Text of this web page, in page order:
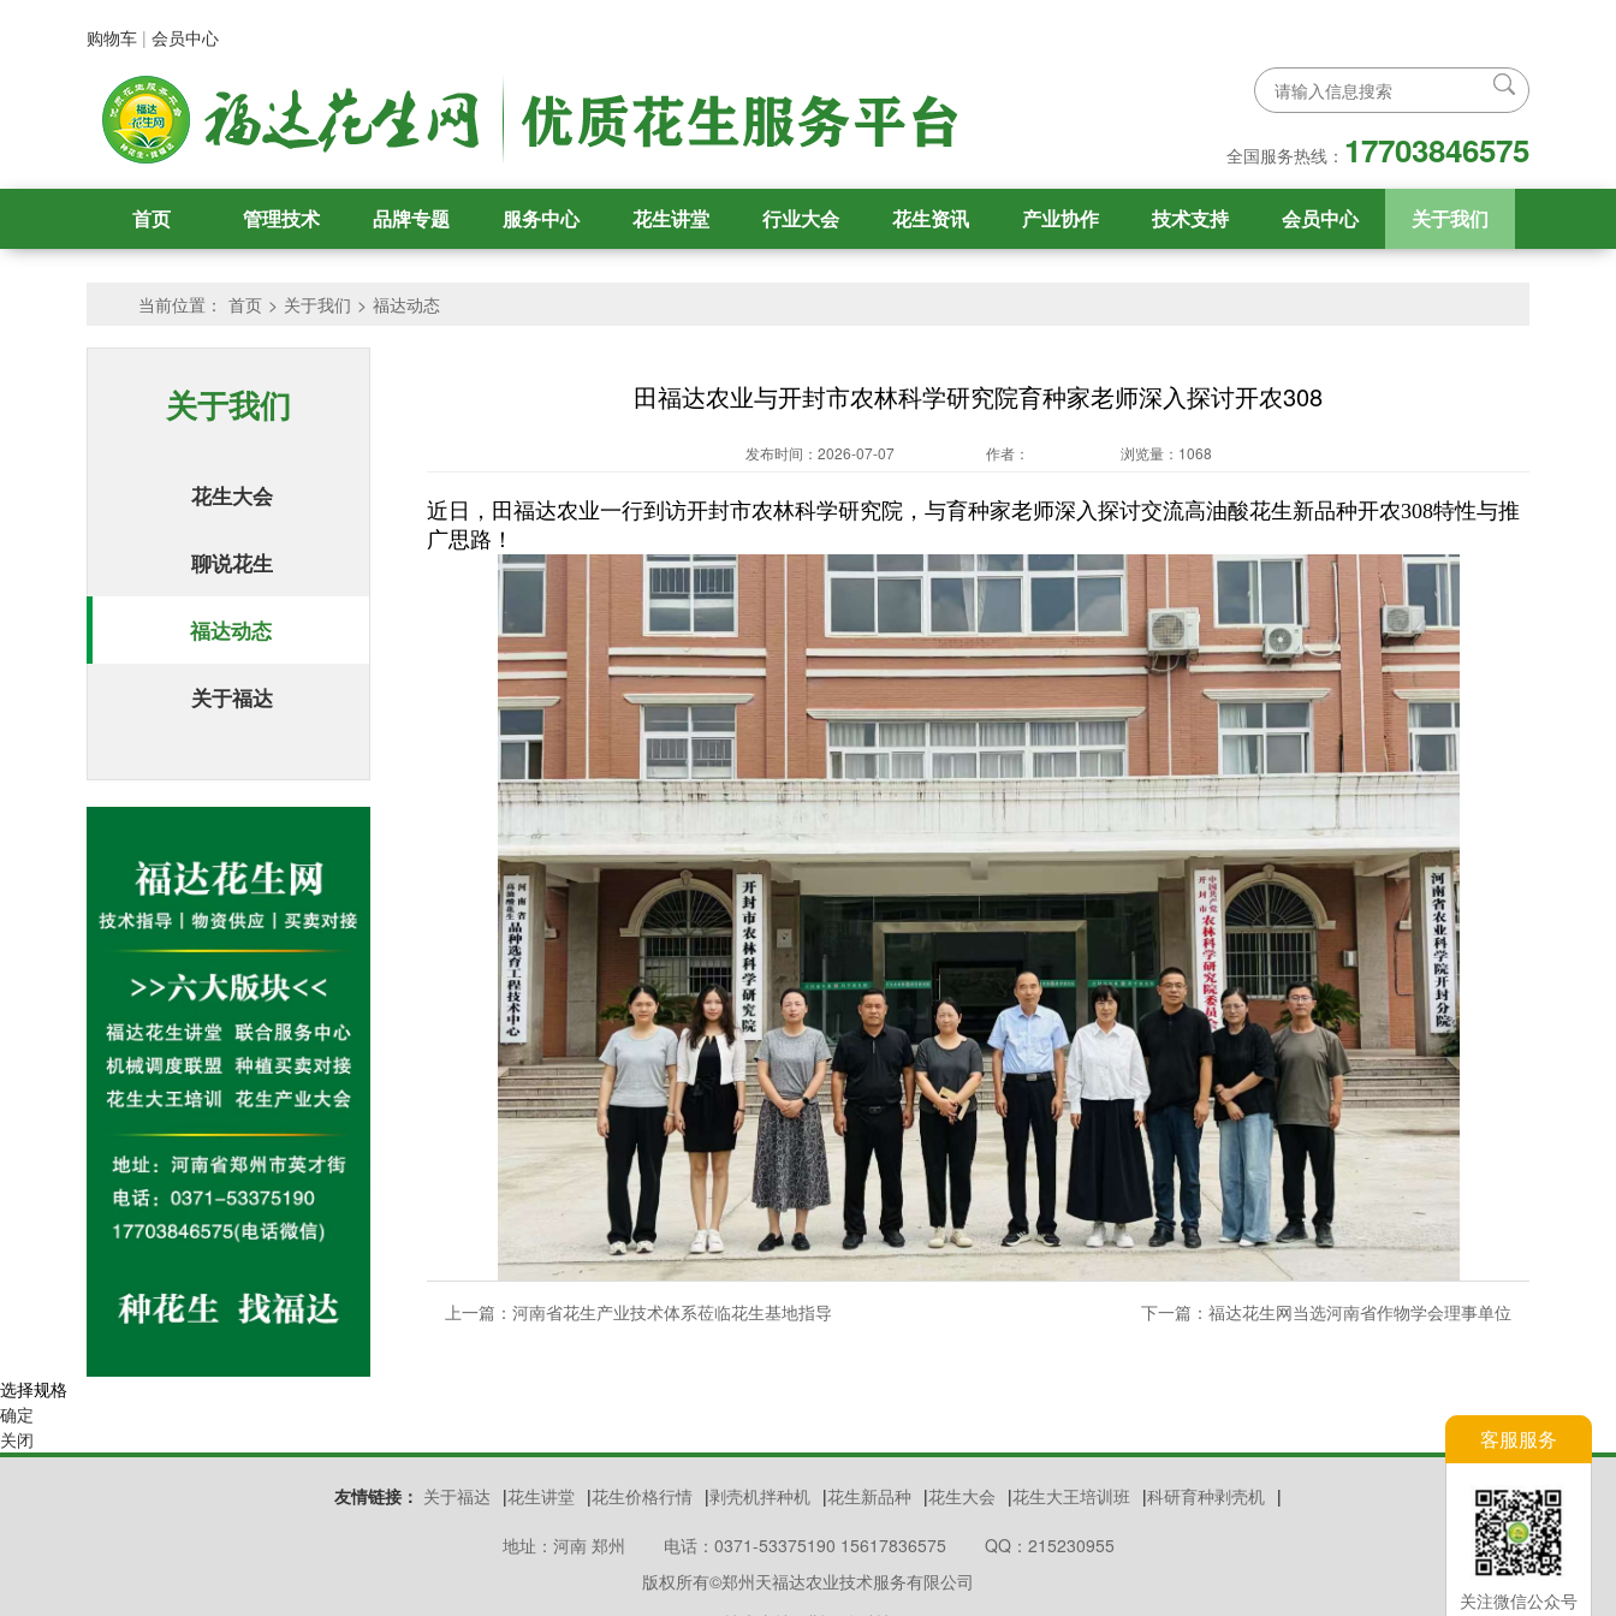
购物车 | 会员中心
全国服务热线： 17703846575
首页 管理技术 品牌专题 服务中心 花生讲堂 行业大会 花生资讯 产业协作 技术支持 会员中心 关于我们
当前位置： 首页 > 关于我们 > 福达动态
关于我们
花生大会
聊说花生
福达动态
关于福达
田福达农业与开封市农林科学研究院育种家老师深入探讨开农308
发布时间：2026-07-07 作者： 浏览量：1068
近日，田福达农业一行到访开封市农林科学研究院，与育种家老师深入探讨交流高油酸花生新品种开农308特性与推
广思路！
上一篇： 河南省花生产业技术体系莅临花生基地指导 下一篇： 福达花生网当选河南省作物学会理事单位
选择规格
确定
关闭
客服服务
关注微信公众号
友情链接： 关于福达 |花生讲堂 |花生价格行情 |剥壳机拌种机 |花生新品种 |花生大会 |花生大王培训班 |科研育种剥壳机 |
地址：河南 郑州 电话：0371-53375190 15617836575
QQ：215230955
版权所有©郑州天福达农业技术服务有限公司